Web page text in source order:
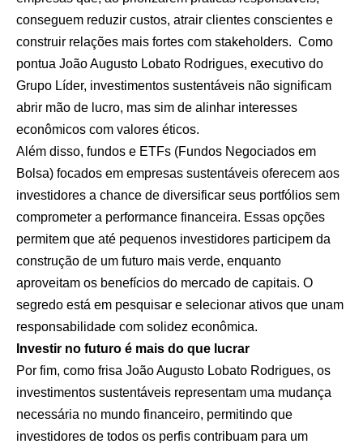
conseguem reduzir custos, atrair clientes conscientes e
construir relações mais fortes com stakeholders. Como
pontua João Augusto Lobato Rodrigues, executivo do
Grupo Líder, investimentos sustentáveis não significam
abrir mão de lucro, mas sim de alinhar interesses
econômicos com valores éticos.
Além disso, fundos e ETFs (Fundos Negociados em
Bolsa) focados em empresas sustentáveis oferecem aos
investidores a chance de diversificar seus portfólios sem
comprometer a performance financeira. Essas opções
permitem que até pequenos investidores participem da
construção de um futuro mais verde, enquanto
aproveitam os benefícios do mercado de capitais. O
segredo está em pesquisar e selecionar ativos que unam
responsabilidade com solidez econômica.
Investir no futuro é mais do que lucrar
Por fim, como frisa João Augusto Lobato Rodrigues, os
investimentos sustentáveis representam uma mudança
necessária no mundo financeiro, permitindo que
investidores de todos os perfis contribuam para um